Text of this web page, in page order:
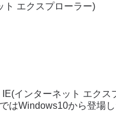
ト エクスプローラー)
インターネット エク
はWindows10から登場